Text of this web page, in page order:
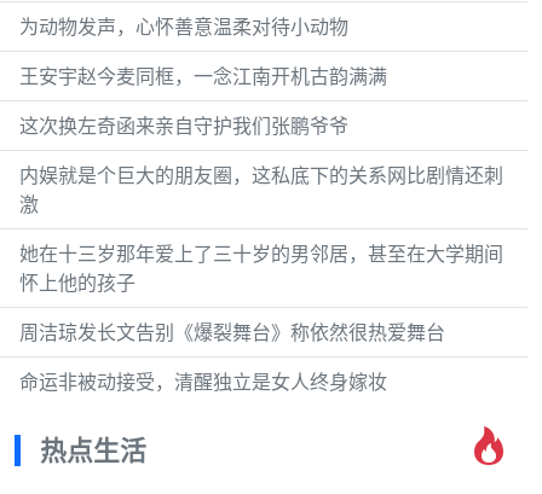
为动物发声，心怀善意温柔对待小动物
王安宇赵今麦同框，一念江南开机古韵满满
这次换左奇函来亲自守护我们张鹏爷爷
内娱就是个巨大的朋友圈，这私底下的关系网比剧情还刺
激
她在十三岁那年爱上了三十岁的男邻居，甚至在大学期间
怀上他的孩子
周洁琼发长文告别《爆裂舞台》称依然很热爱舞台
命运非被动接受，清醒独立是女人终身嫁妆
热点生活